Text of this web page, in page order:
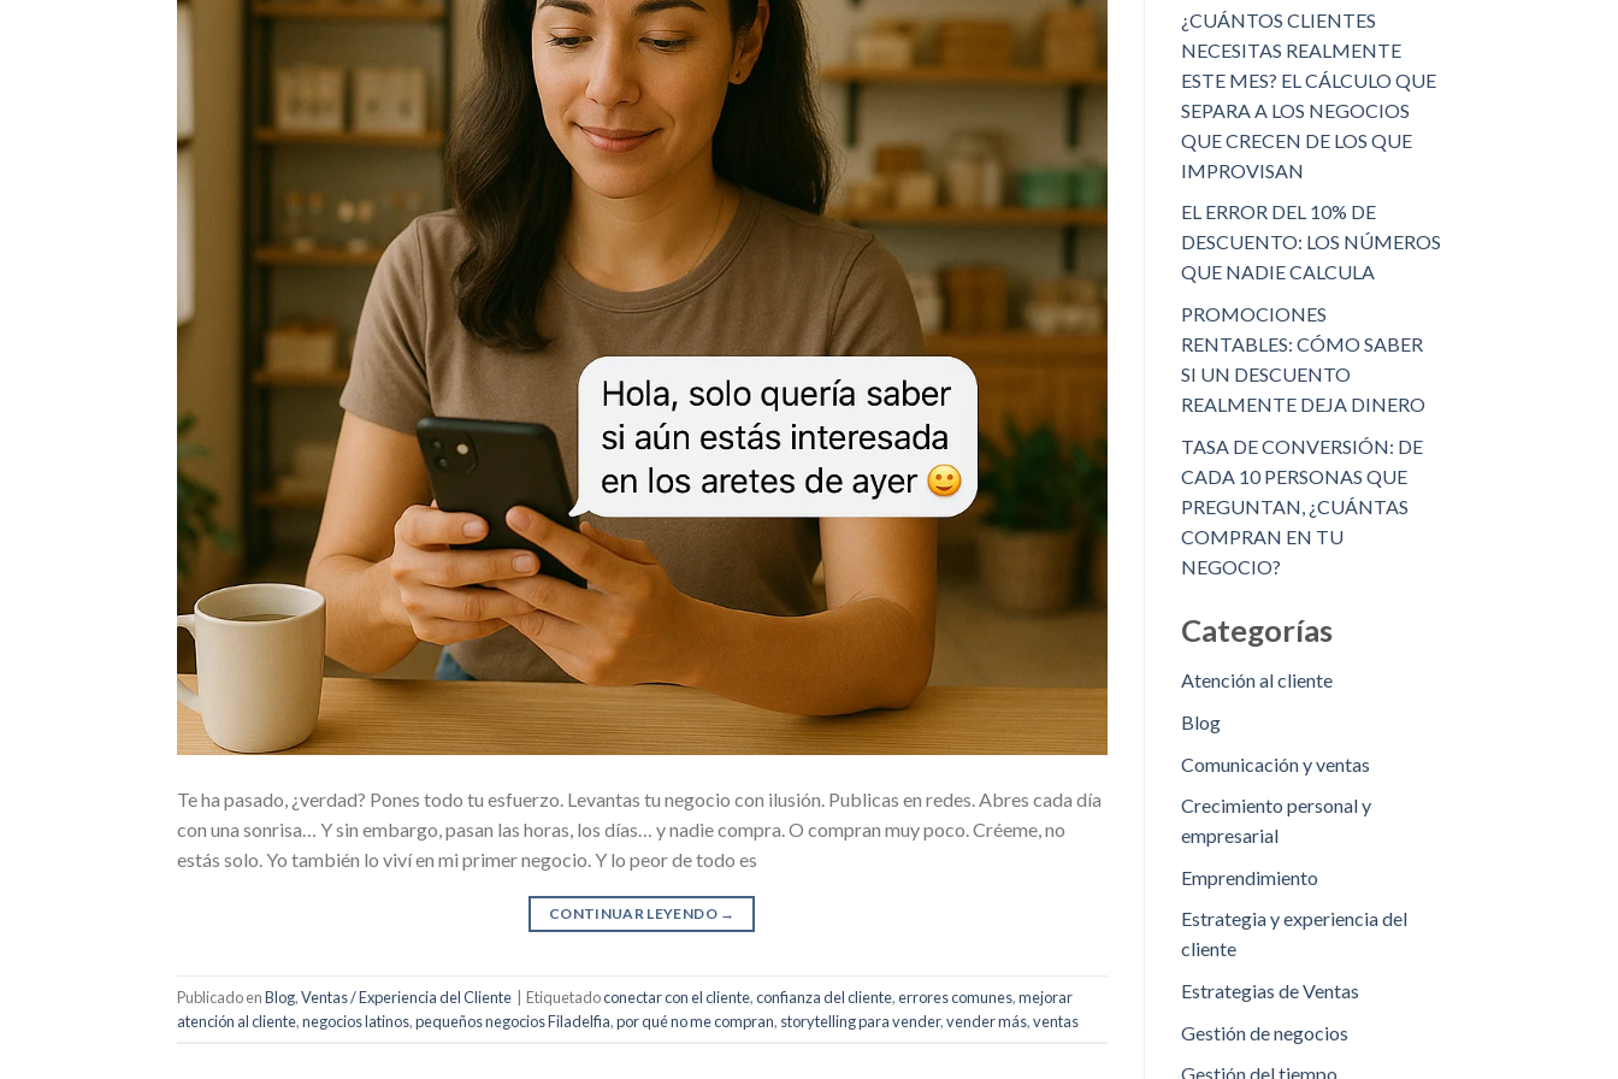
Te ha pasado, ¿verdad? Pones todo tu esfuerzo. Levantas tu negocio con ilusión. Publicas en redes. Abres cada día
con una sonrisa… Y sin embargo, pasan las horas, los días… y nadie compra. O compran muy poco. Créeme, no
estás solo. Yo también lo viví en mi primer negocio. Y lo peor de todo es
CONTINUAR LEYENDO →
Publicado enBlog,Ventas / Experiencia del Cliente Etiquetadoconectar con el cliente,confianza del cliente,errores comunes,mejorar
atención al cliente,negocios latinos,pequeños negocios Filadelfia,por qué no me compran, storytelling para vender,vender más,ventas
¿CUÁNTOS CLIENTES
NECESITAS REALMENTE
ESTE MES? EL CÁLCULO QUE
SEPARA A LOS NEGOCIOS
QUE CRECEN DE LOS QUE
IMPROVISAN
EL ERROR DEL 10% DE
DESCUENTO: LOS NÚMEROS
QUE NADIE CALCULA
PROMOCIONES
RENTABLES: CÓMO SABER
SI UN DESCUENTO
REALMENTE DEJA DINERO
TASA DE CONVERSIÓN: DE
CADA 10 PERSONAS QUE
PREGUNTAN, ¿CUÁNTAS
COMPRAN EN TU
NEGOCIO?
Categorías
Atención al cliente
Blog
Comunicación y ventas
Crecimiento personal y
empresarial
Emprendimiento
Estrategia y experiencia del
cliente
Estrategias de Ventas
Gestión de negocios
Gestión del tiempo